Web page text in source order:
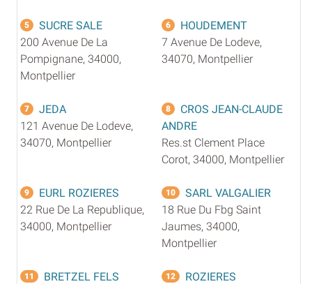
5
SUCRE SALE
200 Avenue De La
Pompignane, 34000,
Montpellier
6
HOUDEMENT
7 Avenue De Lodeve,
34070, Montpellier
7
JEDA
121 Avenue De Lodeve,
34070, Montpellier
8
CROS JEAN-CLAUDE
ANDRE
Res.st Clement Place
Corot, 34000, Montpellier
9
EURL ROZIERES
22 Rue De La Republique,
34000, Montpellier
10
SARL VALGALIER
18 Rue Du Fbg Saint
Jaumes, 34000,
Montpellier
11
BRETZEL FELS
12
ROZIERES